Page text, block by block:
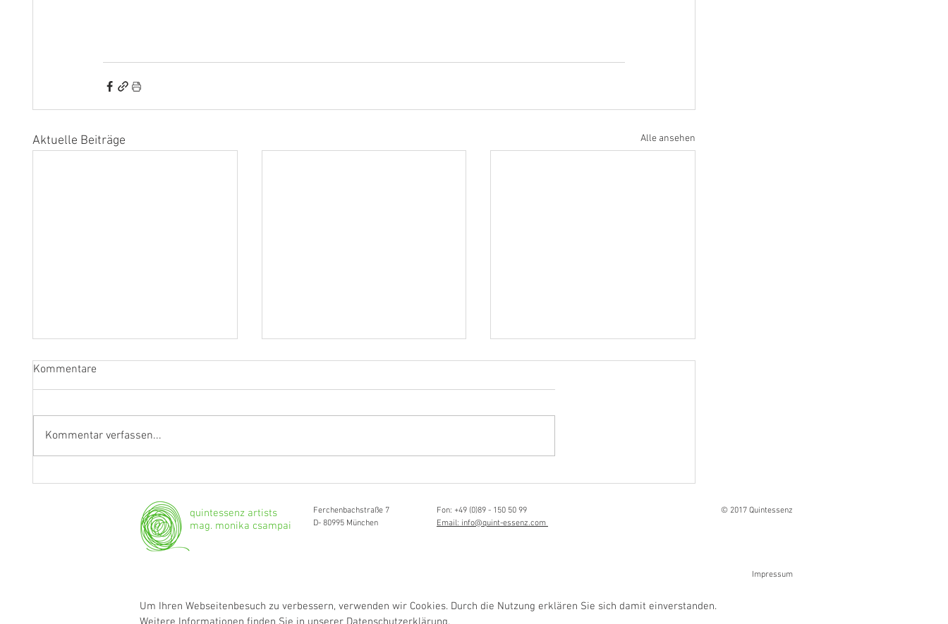
Aktuelle Beiträge Alle ansehen
musikalische Grenzgängerin
Kommentare
Kommentar verfassen...
quintessenz artists
mag. monika csampai
Ferchenbachstraße 7
D- 80995 München
Fon: +49 (0)89 - 150 50 99
Email: info@quint-essenz.com
© 2017 Quintessenz
Impressum
Um Ihren Webseitenbesuch zu verbessern, verwenden wir Cookies. Durch die Nutzung erklären Sie sich damit einverstanden.